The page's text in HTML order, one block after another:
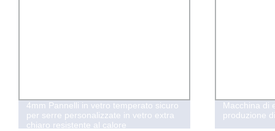
4mm Pannelli in vetro temperato sicuro
per serre personalizzate in vetro extra
chiaro resistente al calore
Macchina di
produzione